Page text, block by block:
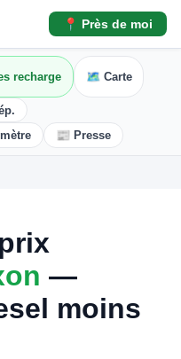
📍 Près de moi
recharge 🗺️ Carte
📰 Presse
—
moins